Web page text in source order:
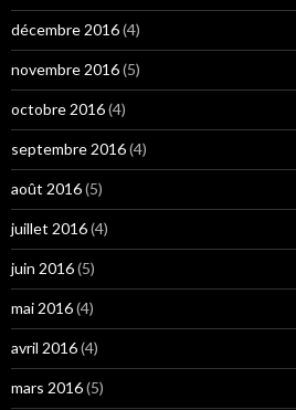
décembre 2016(4)
novembre 2016(5)
octobre 2016(4)
septembre 2016(4)
août 2016(5)
juillet 2016(4)
juin 2016(5)
mai 2016(4)
avril 2016(4)
mars 2016(5)